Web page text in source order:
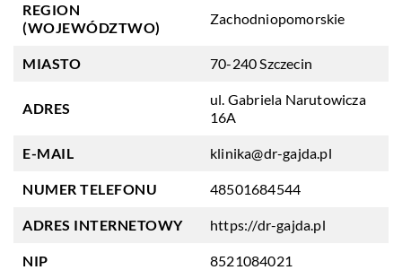
REGION
(WOJEWÓDZTWO)
Zachodniopomorskie
MIASTO 70-240 Szczecin
ADRES
ul. Gabriela Narutowicza
16A
E-MAIL klinika@dr-gajda.pl
NUMER TELEFONU 48501684544
ADRES INTERNETOWY https://dr-gajda.pl
NIP 8521084021